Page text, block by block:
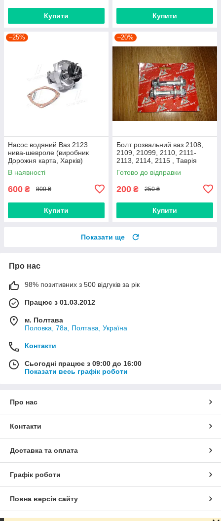
Купити Купити
–25%
Насос водяний Ваз 2123
нива-шевроле (виробник
Дорожня карта, Харків)
В наявності
600 ₴ 800 ₴
Купити
–20%
Болт розвальний ваз 2108,
2109, 21099, 2110, 2111-
2113, 2114, 2115 , Таврія
М12х60, стойки передньої
(Авто Комплект)
Готово до відправки
200 ₴ 250 ₴
Купити
Показати ще
Про нас
98% позитивних з 500 відгуків за рік
Працює з 01.03.2012
м. Полтава
Половка, 78а, Полтава, Україна
Контакти
Сьогодні працює з 09:00 до 16:00
Показати весь графік роботи
Про нас
Контакти
Доставка та оплата
Графік роботи
Повна версія сайту